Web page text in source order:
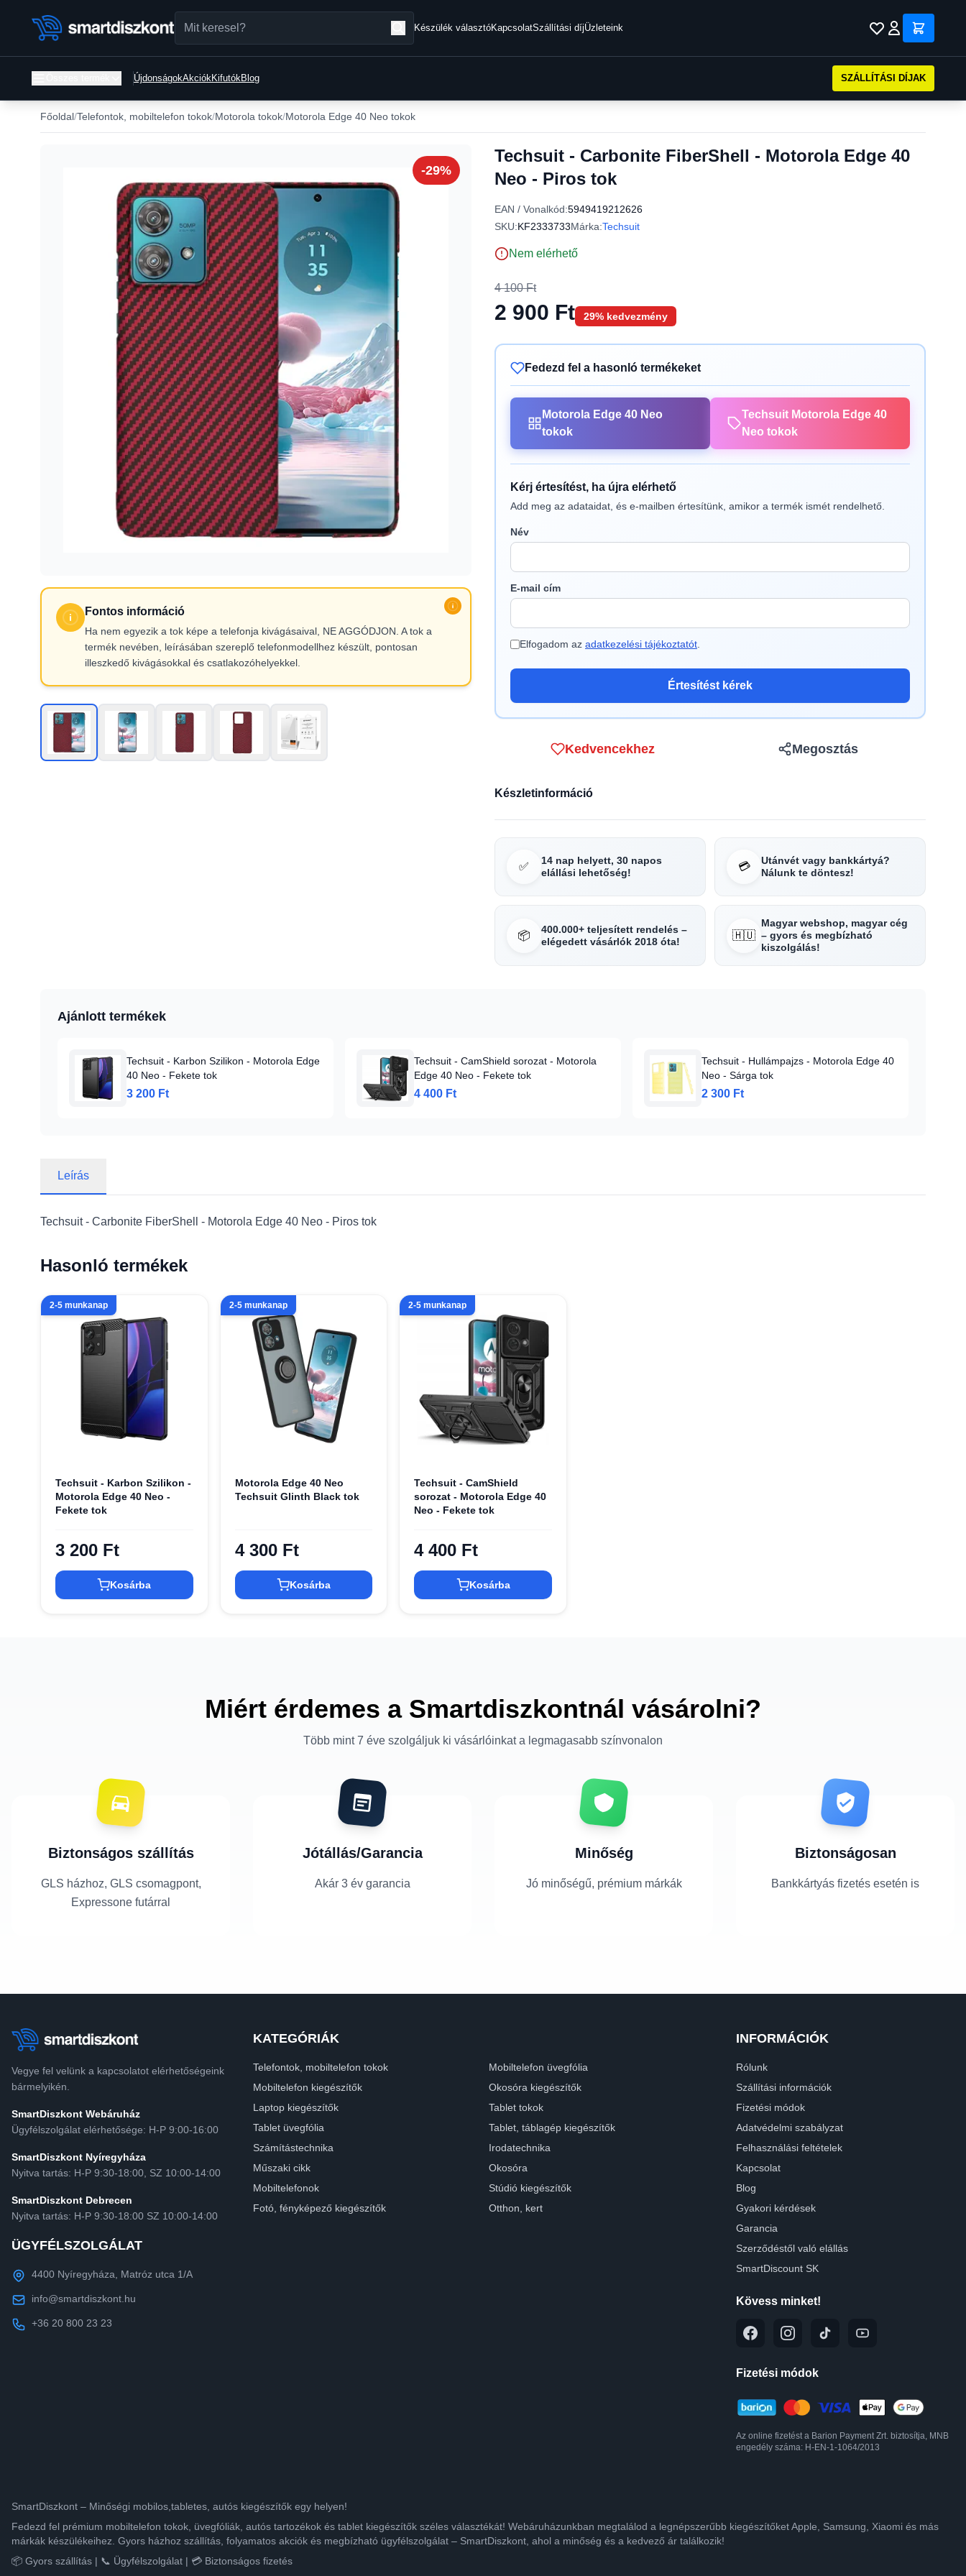
Készülék választóKapcsolatSzállítási díjÜzleteink
ÚjdonságokAkciókKifutókBlog SZÁLLÍTÁSI DÍJAK
Főoldal Telefontok, mobiltelefon tokok Motorola tokok Motorola Edge 40 Neo tokok
Fontos információ
Ha nem egyezik a tok képe a telefonja kivágásaival, NE AGGÓDJON. A tok a
termék nevében, leírásában szereplő telefonmodellhez készült, pontosan
illeszkedő kivágásokkal és csatlakozóhelyekkel.
-29%
Techsuit - Carbonite FiberShell - Motorola Edge 40
Neo - Piros tok
EAN / Vonalkód:5949419212626
SKU:KF2333733Márka:Techsuit
Nem elérhető
4 100 Ft
2 900 Ft 29% kedvezmény
Fedezd fel a hasonló termékeket
Motorola Edge 40 Neo
tokok
Techsuit Motorola Edge 40
Neo tokok
Kérj értesítést, ha újra elérhető
Add meg az adataidat, és e-mailben értesítünk, amikor a termék ismét rendelhető.
Név
E-mail cím
Elfogadom az adatkezelési tájékoztatót
Értesítést kérek
Kedvencekhez Megosztás
Készletinformáció
✅
14 nap helyett, 30 napos
elállási lehetőség!
💳
Utánvét vagy bankkártyá?
Nálunk te döntesz!
📦
400.000+ teljesített rendelés –
elégedett vásárlók 2018 óta!
🇭🇺
Magyar webshop, magyar cég
– gyors és megbízható
kiszolgálás!
Ajánlott termékek
Techsuit - Karbon Szilikon - Motorola Edge
40 Neo - Fekete tok
3 200 Ft
Techsuit - CamShield sorozat - Motorola
Edge 40 Neo - Fekete tok
4 400 Ft
Techsuit - Hullámpajzs - Motorola Edge 40
Neo - Sárga tok
2 300 Ft
Leírás
Techsuit - Carbonite FiberShell - Motorola Edge 40 Neo - Piros tok
Hasonló termékek
2-5 munkanap
Techsuit - Karbon Szilikon -
Motorola Edge 40 Neo -
Fekete tok
3 200 Ft
Kosárba
2-5 munkanap
Motorola Edge 40 Neo
Techsuit Glinth Black tok
4 300 Ft
Kosárba
2-5 munkanap
Techsuit - CamShield
sorozat - Motorola Edge 40
Neo - Fekete tok
4 400 Ft
Kosárba
Miért érdemes a Smartdiszkontnál vásárolni?
Több mint 7 éve szolgáljuk ki vásárlóinkat a legmagasabb színvonalon
Biztonságos szállítás
GLS házhoz, GLS csomagpont,
Expressone futárral
Jótállás/Garancia
Akár 3 év garancia
Minőség
Jó minőségű, prémium márkák
Biztonságosan
Bankkártyás fizetés esetén is
Vegye fel velünk a kapcsolatot elérhetőségeink
bármelyikén.
SmartDiszkont Webáruház
Ügyfélszolgálat elérhetősége: H-P 9:00-16:00
SmartDiszkont Nyíregyháza
Nyitva tartás: H-P 9:30-18:00, SZ 10:00-14:00
SmartDiszkont Debrecen
Nyitva tartás: H-P 9:30-18:00 SZ 10:00-14:00
ÜGYFÉLSZOLGÁLAT
4400 Nyíregyháza, Matróz utca 1/A
info@smartdiszkont.hu
+36 20 800 23 23
KATEGÓRIÁK
Telefontok, mobiltelefon tokok
Mobiltelefon üvegfólia
Mobiltelefon kiegészítők
Okosóra kiegészítők
Laptop kiegészítők
Tablet tokok
Tablet üvegfólia
Tablet, táblagép kiegészítők
Számítástechnika
Irodatechnika
Műszaki cikk
Okosóra
Mobiltelefonok
Stúdió kiegészítők
Fotó, fényképező kiegészítők
Otthon, kert
INFORMÁCIÓK
Rólunk
Szállítási információk
Fizetési módok
Adatvédelmi szabályzat
Felhasználási feltételek
Kapcsolat
Blog
Gyakori kérdések
Garancia
Szerződéstől való elállás
SmartDiscount SK
Kövess minket!
Fizetési módok
Az online fizetést a Barion Payment Zrt. biztosítja, MNB
engedély száma: H-EN-1-1064/2013
SmartDiszkont – Minőségi mobilos,tabletes, autós kiegészítők egy helyen!
Fedezd fel prémium mobiltelefon tokok, üvegfóliák, autós tartozékok és tablet kiegészítők széles választékát! Webáruházunkban megtalálod a legnépszerűbb kiegészítőket Apple, Samsung, Xiaomi és más
márkák készülékeihez. Gyors házhoz szállítás, folyamatos akciók és megbízható ügyfélszolgálat – SmartDiszkont, ahol a minőség és a kedvező ár találkozik!
📦 Gyors szállítás | 📞 Ügyfélszolgálat | 💳 Biztonságos fizetés